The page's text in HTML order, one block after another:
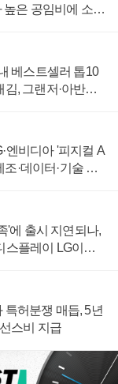
높은 공임비에 소비
베스트셀러 톱10
, 그랜저·아반떼
엔비디아 '피지컬 A
·데이터·기술 결
'에 출시 지연되나,
스플레이 LG이노
허분쟁 매듭, 5년
스비 지급